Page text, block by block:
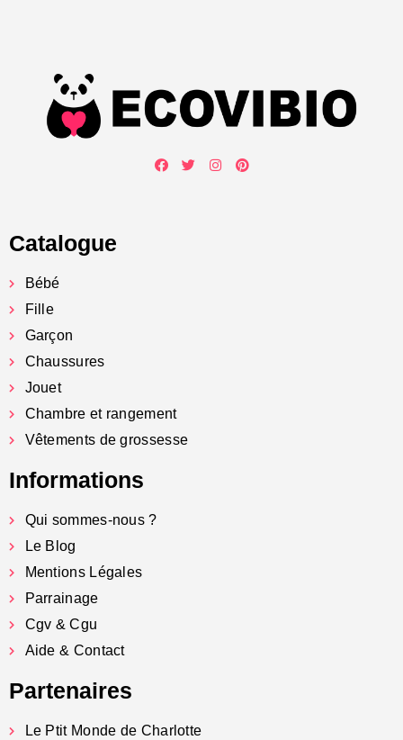
Catalogue
Bébé
Fille
Garçon
Chaussures
Jouet
Chambre et rangement
Vêtements de grossesse
Informations
Qui sommes-nous ?
Le Blog
Mentions Légales
Parrainage
Cgv & Cgu
Aide & Contact
Partenaires
Le Ptit Monde de Charlotte